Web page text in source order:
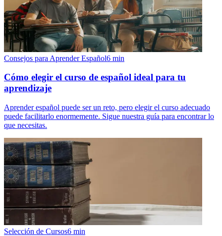
Consejos para Aprender Español6 min
Cómo elegir el curso de español ideal para tu
aprendizaje
Aprender español puede ser un reto, pero elegir el curso adecuado
puede facilitarlo enormemente. Sigue nuestra guía para encontrar lo
que necesitas.
Selección de Cursos6 min